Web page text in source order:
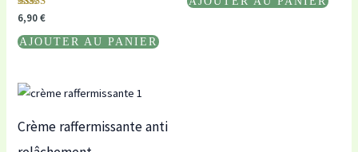
Note
5.00
sur 5
6,90€
AJOUTER AU PANIER
Crème raffermissante anti